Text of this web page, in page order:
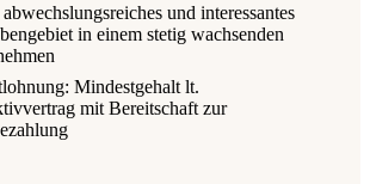
und interessantes
in einem stetig wachsenden
Mindestgehalt lt.
mit Bereitschaft zur